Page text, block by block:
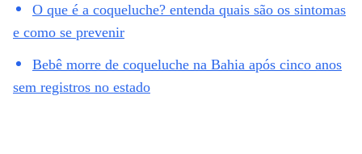
O que é a coqueluche? entenda quais são os sintomas
e como se prevenir
Bebê morre de coqueluche na Bahia após cinco anos
sem registros no estado